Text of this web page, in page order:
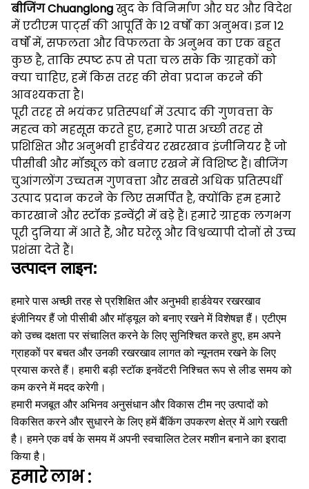
बीजिंग Chuanglongखुद के विनिर्माण और घर और विदेश
में एटीएम पार्ट्स की आपूर्ति के 12 वर्षों का अनुभव। इन 12
वर्षों में, सफलता और विफलता के अनुभव का एक बहुत
कुछ है, ताकि स्पष्ट रूप से पता चल सके कि ग्राहकों को
क्या चाहिए, हमें किस तरह की सेवा प्रदान करने की
आवश्यकता है।
पूरी तरह से भयंकर प्रतिस्पर्धा में उत्पाद की गुणवत्ता के
महत्व को महसूस करते हुए, हमारे पास अच्छी तरह से
प्रशिक्षित और अनुभवी हार्डवेयर रखरखाव इंजीनियर हैं जो
पीसीबी और मॉड्यूल को बनाए रखने में विशिष्ट हैं। बीजिंग
चुआंगलोंग उच्चतम गुणवत्ता और सबसे अधिक प्रतिस्पर्धी
उत्पाद प्रदान करने के लिए समर्पित है, क्योंकि हम हमारे
कारखाने और स्टॉक इन्वेंट्री में बड़े हैं। हमारे ग्राहक लगभग
पूरी दुनिया में आते हैं, और घरेलू और विश्वव्यापी दोनों से उच्च
प्रशंसा देते हैं।
उत्पादन लाइन:
हमारे पास अच्छी तरह से प्रशिक्षित और अनुभवी हार्डवेयर रखरखाव
इंजीनियर हैं जो पीसीबी और मॉड्यूल को बनाए रखने में विशेषज्ञ हैं। एटीएम
को उच्च दक्षता पर संचालित करने के लिए सुनिश्चित करते हुए, हम अपने
ग्राहकों पर बचत और उनकी रखरखाव लागत को न्यूनतम रखने के लिए
प्रयास करते हैं। हमारी बड़ी स्टॉक इनवेंटरी निश्चित रूप से लीड समय को
कम करने में मदद करेगी।
हमारी मजबूत और अभिनव अनुसंधान और विकास टीम नए उत्पादों को
विकसित करने और सुधारने के लिए हमें बैंकिंग उपकरण क्षेत्र में आगे रखती
है। हमने एक वर्ष के समय में अपनी स्वचालित टेलर मशीन बनाने का इरादा
किया है।
हमारेलाभ :